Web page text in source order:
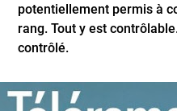
potentiellement permis à
rang. Tout y est
contrôlé.